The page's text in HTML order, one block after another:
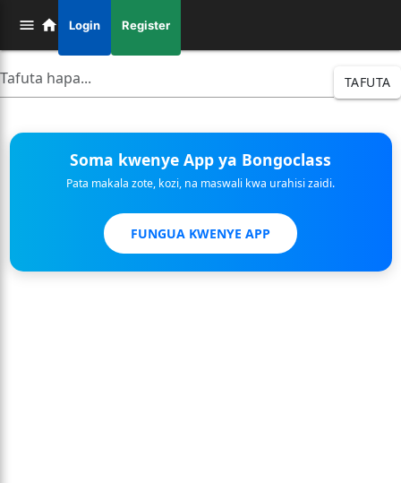
Login Register
TAFUTA
Soma kwenye App ya Bongoclass
Pata makala zote, kozi, na maswali kwa urahisi zaidi.
FUNGUA KWENYE APP